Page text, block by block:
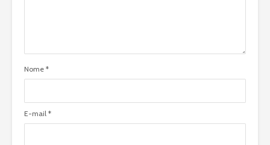
Nome *
E-mail *